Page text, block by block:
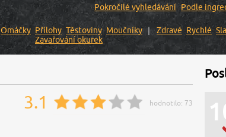
Pokročilé vyhledávání Podle
Omáčky Přílohy Těstoviny Moučníky Zdravé Rychlé
Zavařování okurek
3.1 hodnotilo: 73